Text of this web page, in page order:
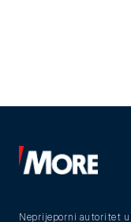
Neprijeporni autoritet u